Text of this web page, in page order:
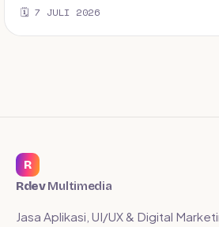
🗓️ 7 JULI 2026
R
RdevMultimedia
Jasa Aplikasi, UI/UX & Digital